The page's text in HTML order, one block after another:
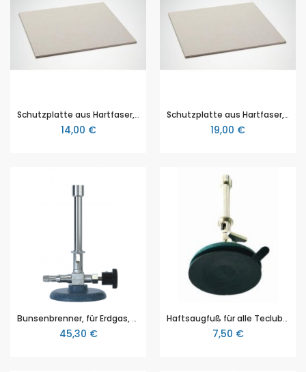
Schutzplatte aus Hartfaser, Hitzeschutzplatte, 20 x 20 cm
14,00 €
Schutzplatte aus Hartfaser, Hitzeschutzplatte, 40 x 40 cm
19,00 €
Bunsenbrenner, für Erdgas, von Juchheim, mit Nadelventil und Sparflamme nach DVGW DIN (NG-2411 BO0031)
45,30 €
Haftsaugfuß für alle Teclubrenner und Bunsenbrenner von Juchheim
7,50 €